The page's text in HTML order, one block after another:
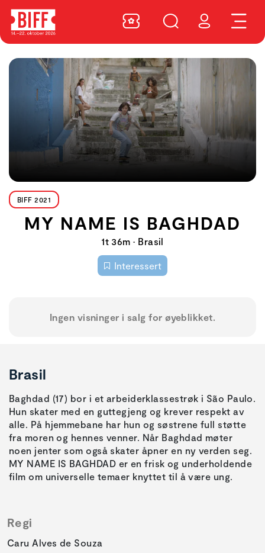
BIFF 2021
MY NAME IS BAGHDAD
1t 36m • Brasil
Interessert
Ingen visninger i salg for øyeblikket.
Brasil
Baghdad (17) bor i et arbeiderklassestrøk i São Paulo.
Hun skater med en guttegjeng og krever respekt av
alle. På hjemmebane har hun og søstrene full støtte
fra moren og hennes venner. Når Baghdad møter
noen jenter som også skater åpner en ny verden seg.
MY NAME IS BAGHDAD er en frisk og underholdende
film om universelle temaer knyttet til å være ung.
Regi
Caru Alves de Souza